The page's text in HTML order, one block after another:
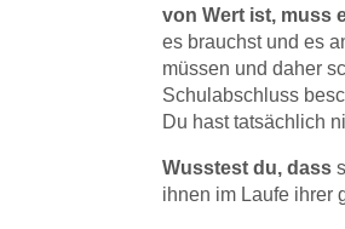
von Wert ist, muss
es brauchst und es
müssen und daher
Schulabschluss
Du hast tatsächlich
Wusstest du, dass
ihnen im Laufe ihrer